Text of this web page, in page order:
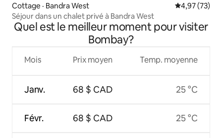
Cottage · Bandra West Note
4,97 (73)
Séjour dans un chalet privé à Bandra West
Quel est le meilleur moment pour visiter
Bombay?
Mois
Janv.
Févr.
Prix moyen
68 $ CAD
68 $ CAD
Temp. moyenne
25 °C
25 °C